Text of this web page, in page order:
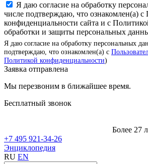
Я даю согласие на обработку
числе подтверждаю, что ознакомлен(а) с
конфиденциальности сайта и с
обработки и защиты персональных
Я даю согласие на обработку персональных
подтверждаю, что ознакомлен(а) с
Политикой конфиденциальности)
Заявка отправлена
Мы перезвоним в ближайшее время.
Бесплатный звонок
Более 27
+7 495 921-34-26
Энциклопедия
RU EN